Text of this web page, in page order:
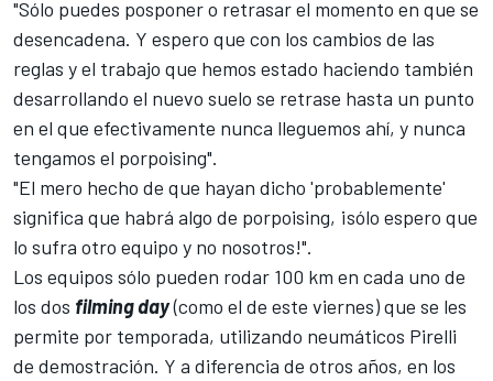
"Sólo puedes posponer o retrasar el momento en que se
desencadena. Y espero que con los cambios de las
reglas y el trabajo que hemos estado haciendo también
desarrollando el nuevo suelo se retrase hasta un punto
en el que efectivamente nunca lleguemos ahí, y nunca
tengamos el porpoising".
"El mero hecho de que hayan dicho 'probablemente'
significa que habrá algo de porpoising, ¡sólo espero que
lo sufra otro equipo y no nosotros!".
Los equipos sólo pueden rodar 100 km en cada uno de
los dos filming day(como el de este viernes) que se les
permite por temporada, utilizando neumáticos Pirelli
de demostración. Y a diferencia de otros años, en los